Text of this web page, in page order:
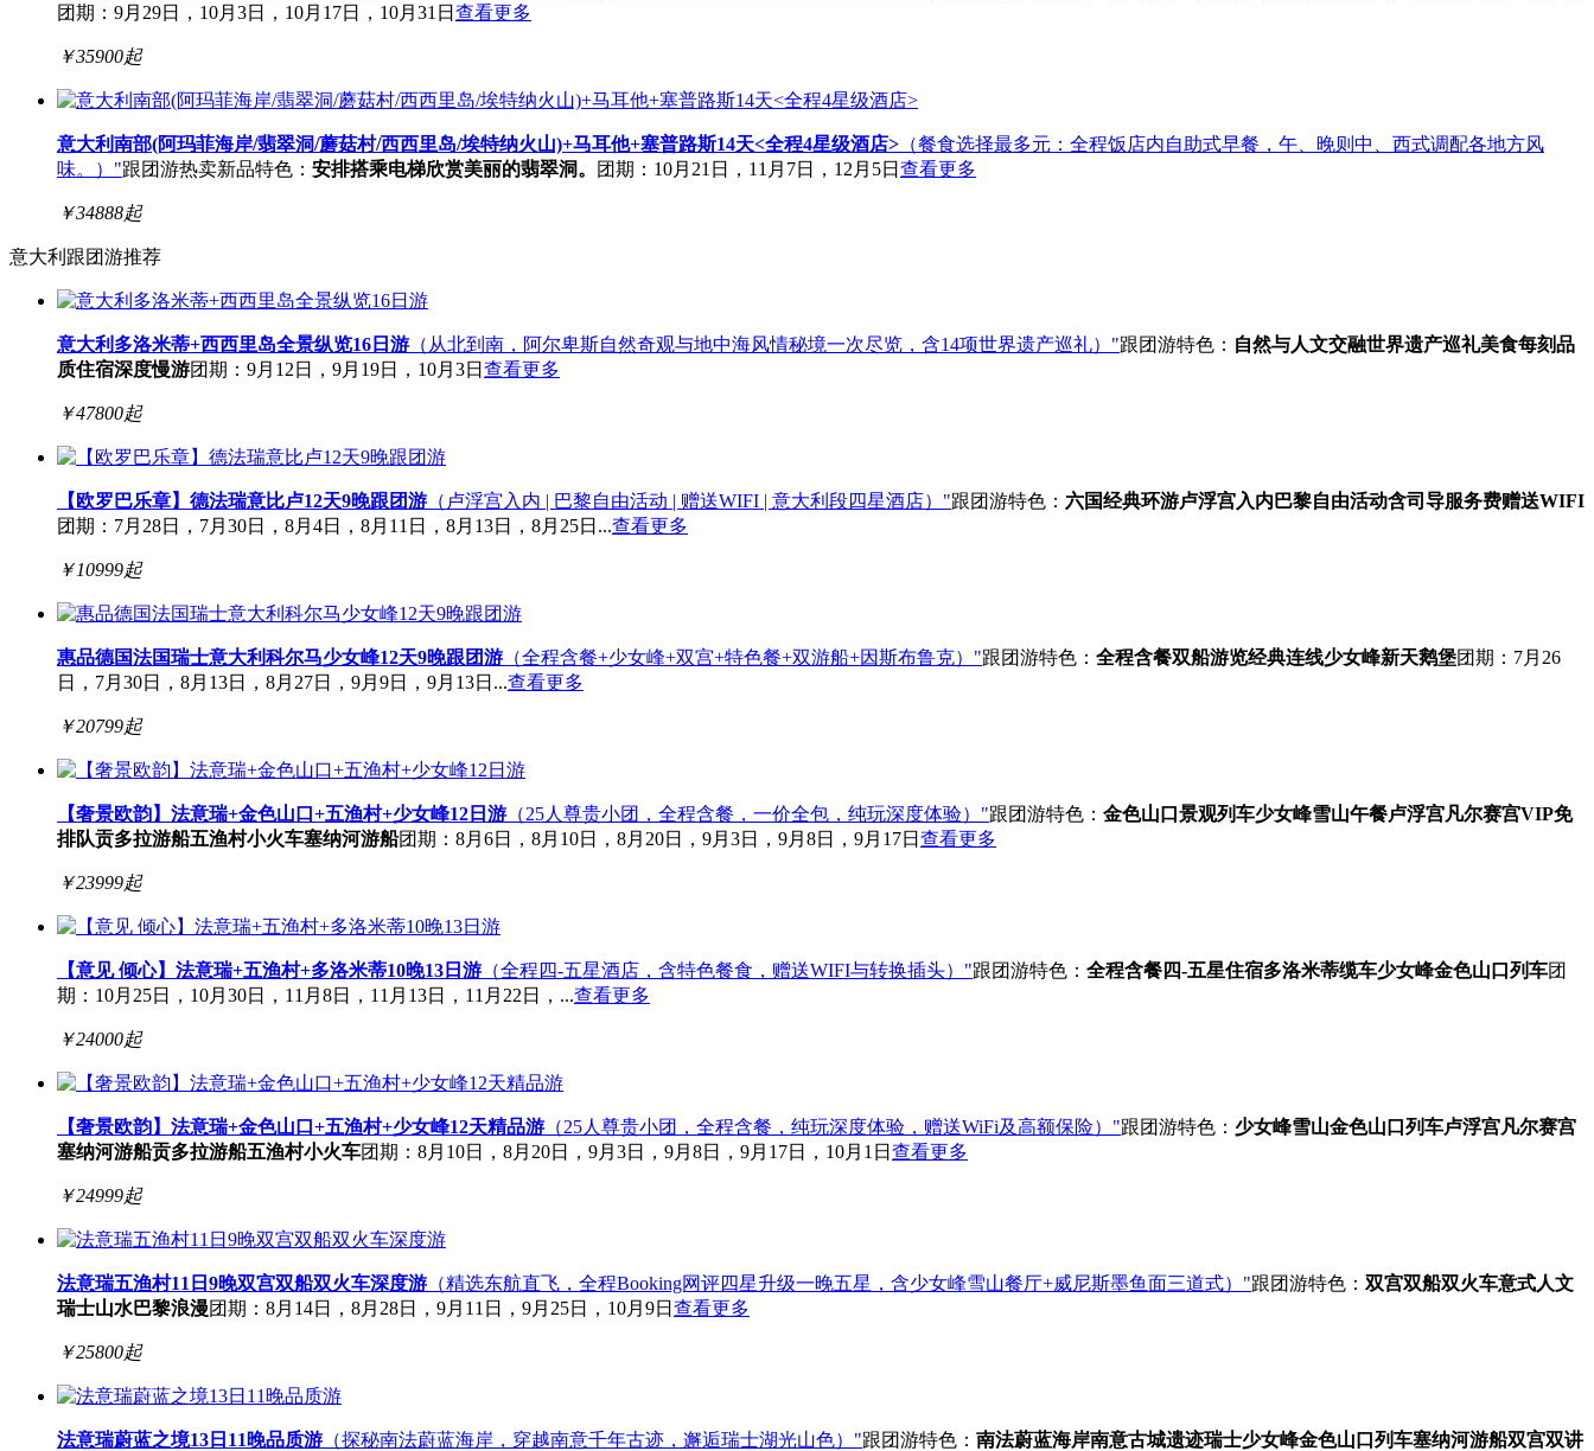
团期：9月29日，10月3日，10月17日，10月31日 查看更多
￥35900起
意大利南部(阿玛菲海岸/翡翠洞/蘑菇村/西西里岛/埃特纳火山)+马耳他+塞普路斯14天<全程4星级酒店> （餐食选择最多元：全程饭店内自助式早餐，午、晚则中、西式调配各地方风
味。）"跟团游热卖新品特色： 安排搭乘电梯欣赏美丽的翡翠洞。 团期：10月21日，11月7日，12月5日 查看更多
￥34888起
意大利跟团游推荐
意大利多洛米蒂+西西里岛全景纵览16日游 （从北到南，阿尔卑斯自然奇观与地中海风情秘境一次尽览，含14项世界遗产巡礼）"跟团游特色： 自然与人文交融世界遗产巡礼美食每刻品
质住宿深度慢游团期：9月12日，9月19日，10月3日 查看更多
￥47800起
【欧罗巴乐章】德法瑞意比卢12天9晚跟团游 （卢浮宫入内 | 巴黎自由活动 | 赠送WIFI | 意大利段四星酒店）"跟团游特色： 六国经典环游卢浮宫入内 巴黎自由活动含司导服务费赠送WIFI
团期：7月28日，7月30日，8月4日，8月11日，8月13日，8月25日...查看更多
￥10999起
惠品德国法国瑞士意大利科尔马少女峰12天9晚跟团游 （全程含餐+少女峰+双宫+特色餐+双游船+因斯布鲁克）"跟团游特色： 全程含餐双船游览经典连线少女峰新天鹅堡团期：7月26
日，7月30日，8月13日，8月27日，9月9日，9月13日...查看更多
￥20799起
【奢景欧韵】法意瑞+金色山口+五渔村+少女峰12日游 （25人尊贵小团，全程含餐，一价全包，纯玩深度体验）"跟团游特色： 金色山口景观列车少女峰雪山午餐卢浮宫凡尔赛宫VIP免
排队贡多拉游船五渔村小火车塞纳河游船团期：8月6日，8月10日，8月20日，9月3日，9月8日，9月17日 查看更多
￥23999起
【意见 倾心】法意瑞+五渔村+多洛米蒂10晚13日游 （全程四-五星酒店，含特色餐食，赠送WIFI与转换插头）"跟团游特色： 全程含餐四-五星住宿多洛米蒂缆车少女峰金色山口列车团
期：10月25日，10月30日，11月8日，11月13日，11月22日，...查看更多
￥24000起
【奢景欧韵】法意瑞+金色山口+五渔村+少女峰12天精品游 （25人尊贵小团，全程含餐，纯玩深度体验，赠送WiFi及高额保险）"跟团游特色： 少女峰雪山金色山口列车卢浮宫凡尔赛宫
塞纳河游船贡多拉游船五渔村小火车团期：8月10日，8月20日，9月3日，9月8日，9月17日，10月1日 查看更多
￥24999起
法意瑞五渔村11日9晚双宫双船双火车深度游 （精选东航直飞，全程Booking网评四星升级一晚五星，含少女峰雪山餐厅+威尼斯墨鱼面三道式）"跟团游特色： 双宫双船双火车意式人文
瑞士山水巴黎浪漫团期：8月14日，8月28日，9月11日，9月25日，10月9日 查看更多
￥25800起
法意瑞蔚蓝之境13日11晚品质游 （探秘南法蔚蓝海岸，穿越南意千年古迹，邂逅瑞士湖光山色）"跟团游特色： 南法蔚蓝海岸南意古城遗迹瑞士少女峰金色山口列车塞纳河游船双宫双讲